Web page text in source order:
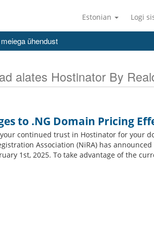
Estonian Logi
ühendust
alates Hostinator By
to .NG Domain Pricing
continued trust in Hostinator for your
Association (NiRA) has
1st, 2025. To take advantage of the